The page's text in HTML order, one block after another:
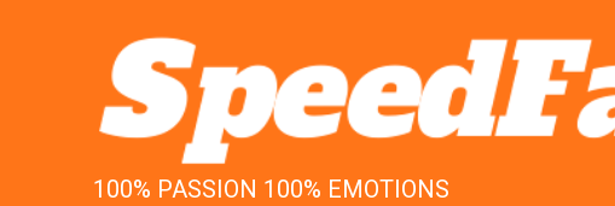
100% PASSION 100% EMOTIONS